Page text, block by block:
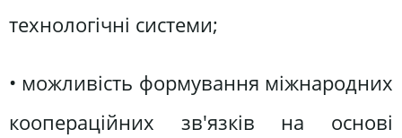
технологічні системи;
• можливість формування міжнародних
коопераційних зв'язків на основі